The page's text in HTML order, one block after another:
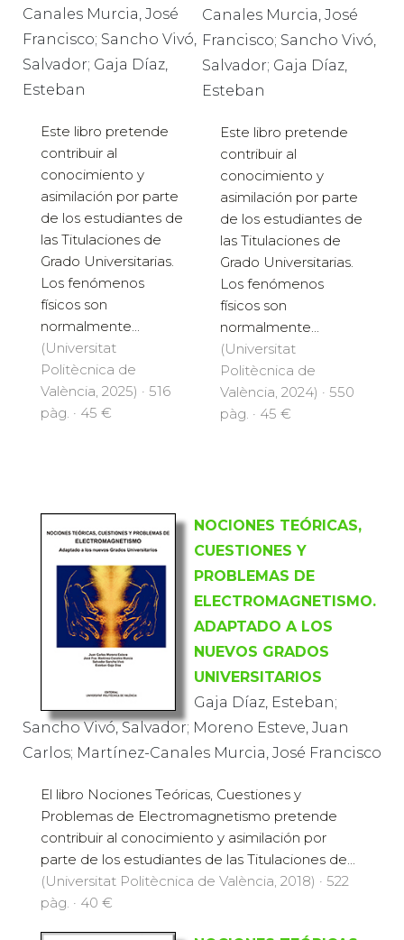
Canales Murcia, José
Francisco; Sancho Vivó,
Salvador; Gaja Díaz,
Esteban
Este libro pretende
contribuir al
conocimiento y
asimilación por parte
de los estudiantes de
las Titulaciones de
Grado Universitarias.
Los fenómenos
físicos son
normalmente...
(Universitat
Politècnica de
València, 2025) · 516
pàg. · 45 €
Canales Murcia, José
Francisco; Sancho Vivó,
Salvador; Gaja Díaz,
Esteban
Este libro pretende
contribuir al
conocimiento y
asimilación por parte
de los estudiantes de
las Titulaciones de
Grado Universitarias.
Los fenómenos
físicos son
normalmente...
(Universitat
Politècnica de
València, 2024) · 550
pàg. · 45 €
NOCIONES TEÓRICAS,
CUESTIONES Y
PROBLEMAS DE
ELECTROMAGNETISMO.
ADAPTADO A LOS
NUEVOS GRADOS
UNIVERSITARIOS
Gaja Díaz, Esteban;
Sancho Vivó, Salvador; Moreno Esteve, Juan
Carlos; Martínez-Canales Murcia, José Francisco
El libro Nociones Teóricas, Cuestiones y
Problemas de Electromagnetismo pretende
contribuir al conocimiento y asimilación por
parte de los estudiantes de las Titulaciones de...
(Universitat Politècnica de València, 2018) · 522
pàg. · 40 €